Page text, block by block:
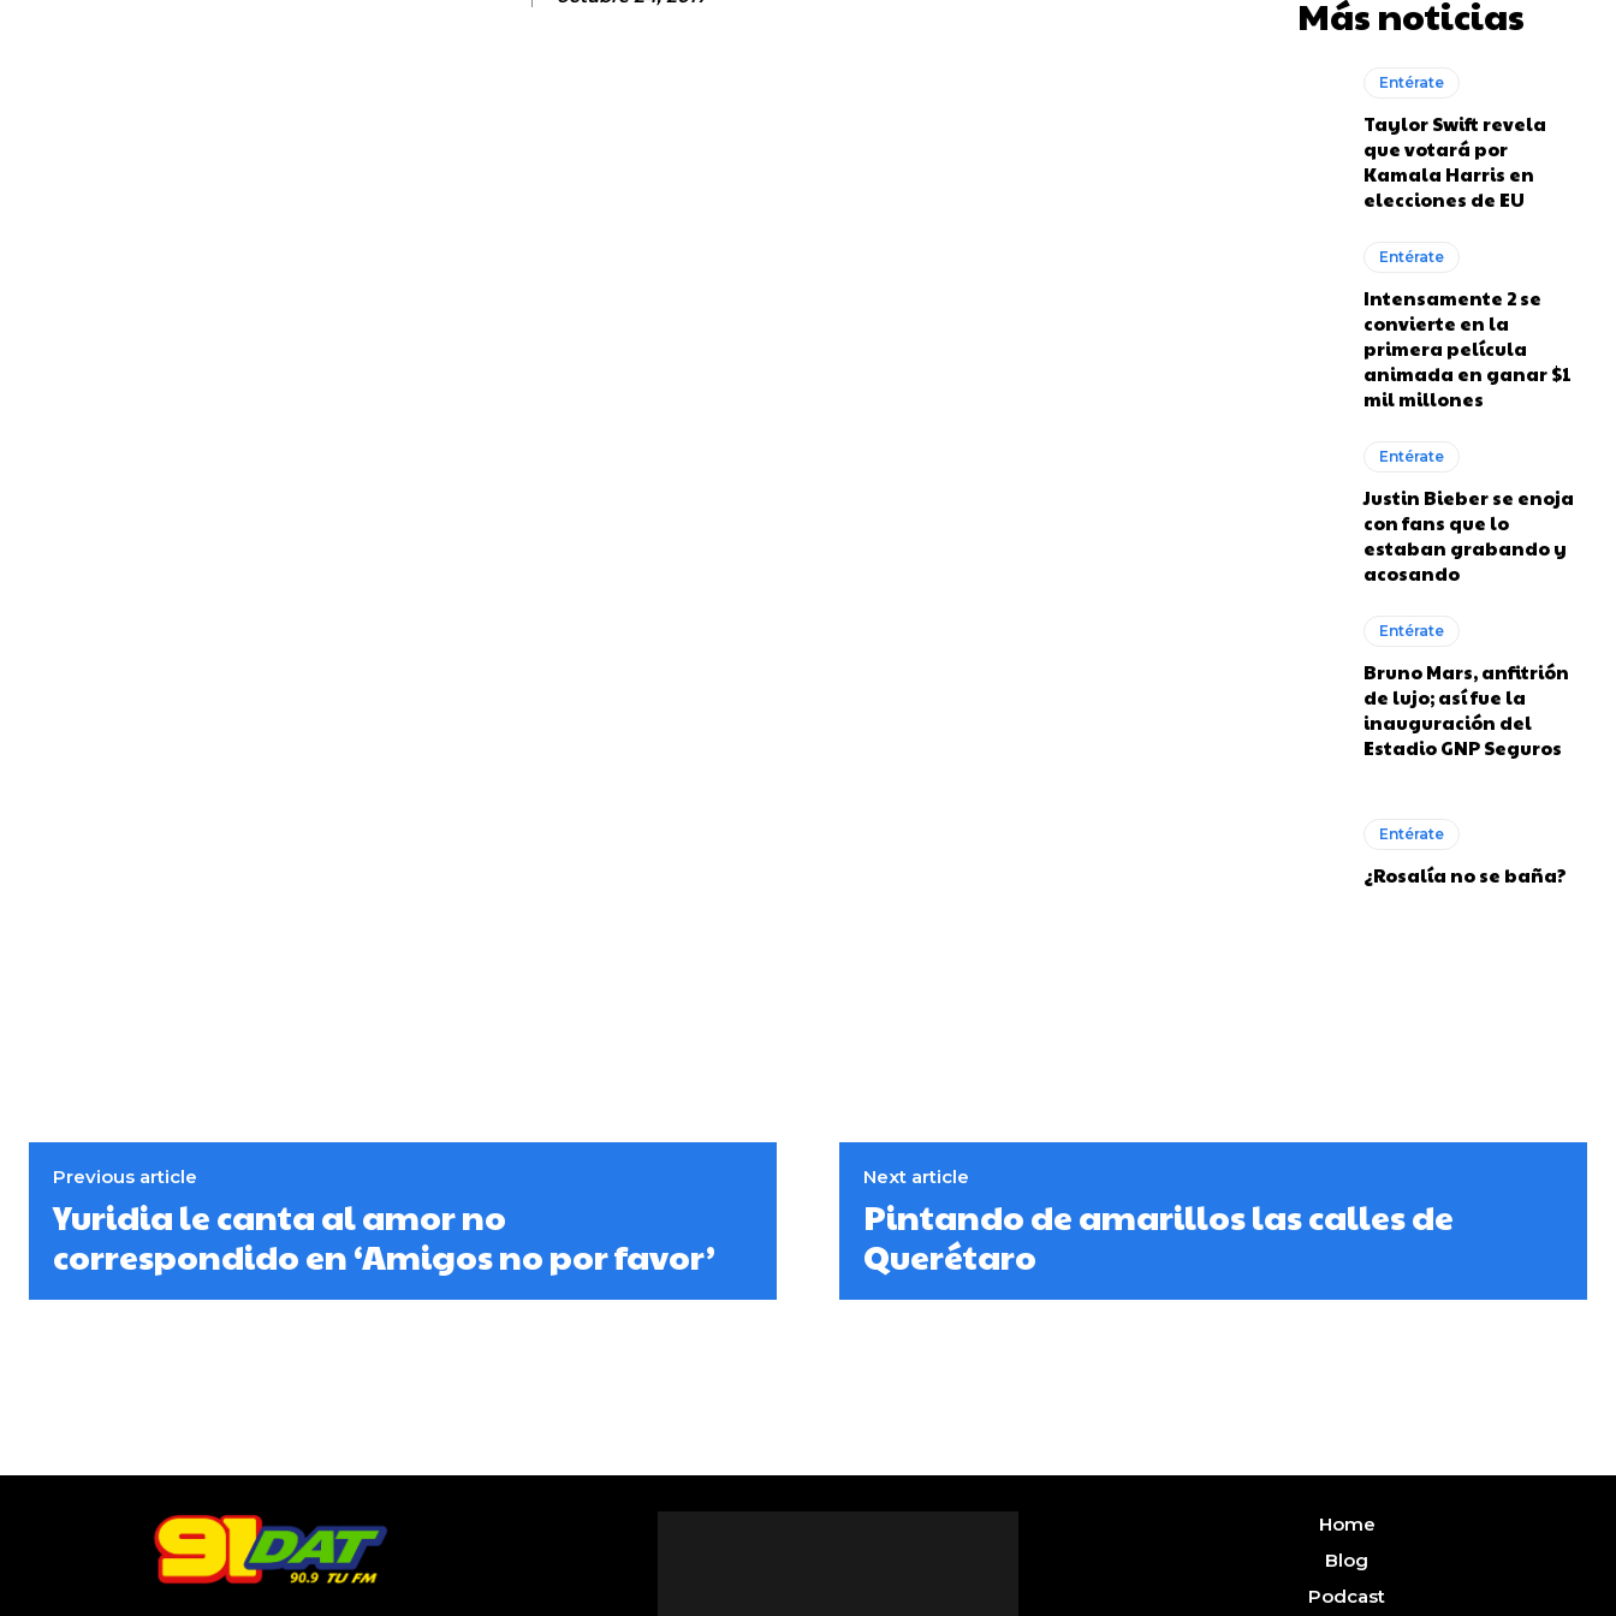
Más noticias
Entérate
Taylor Swift revela
que votará por
Kamala Harris en
elecciones de EU
Entérate
Intensamente 2 se
convierte en la
primera película
animada en ganar $1
mil millones
Entérate
Justin Bieber se enoja
con fans que lo
estaban grabando y
acosando
Entérate
Bruno Mars, anfitrión
de lujo; así fue la
inauguración del
Estadio GNP Seguros
Entérate
¿Rosalía no se baña?
Previous article
Yuridia le canta al amor no
correspondido en ‘Amigos no por favor’
Next article
Pintando de amarillos las calles de
Querétaro
Home
Blog
Podcast